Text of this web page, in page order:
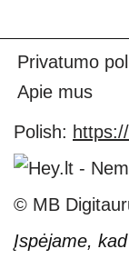
Privatumo
Apie mus
Polish:
© MB
Įspėjame,